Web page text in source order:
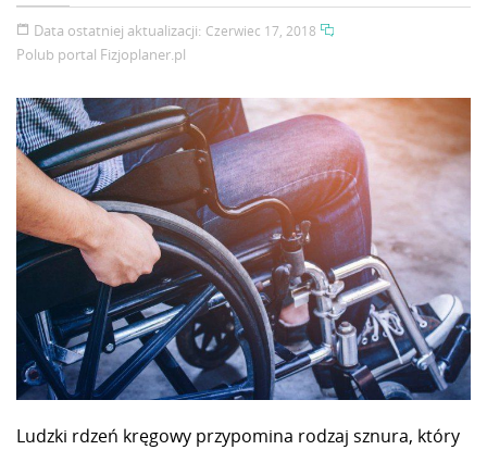
Data ostatniej aktualizacji: Czerwiec 17, 2018
Polub portal Fizjoplaner.pl
Ludzki rdzeń kręgowy przypomina rodzaj sznura, który